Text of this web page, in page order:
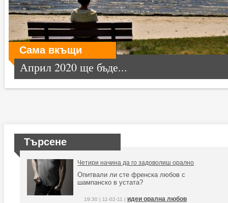
Сама вкъщи
Април 2020 ще бъде...
Търсене
Четири начина да го задоволиш орално
Опитвали ли сте френска любов с
шампанско в устата?
19:30 | 11-02-11 | идеи орална любов